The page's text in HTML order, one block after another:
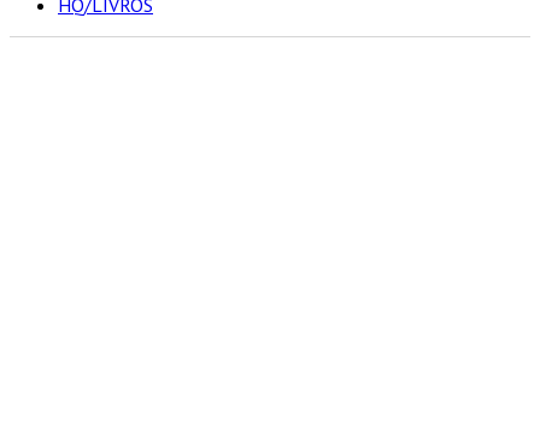
HQ/LIVROS